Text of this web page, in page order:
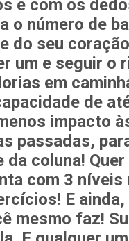
e com os
o número de
do seu
um e seguir o
em
de
impacto
passadas,
coluna!
com 3 níveis
E
mesmo faz!